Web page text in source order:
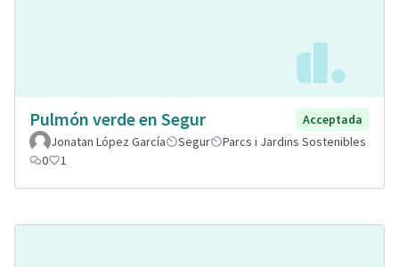
Pulmón verde en Segur
Acceptada
Jonatan López García
Segur
Parcs i Jardins Sostenibles
0
1